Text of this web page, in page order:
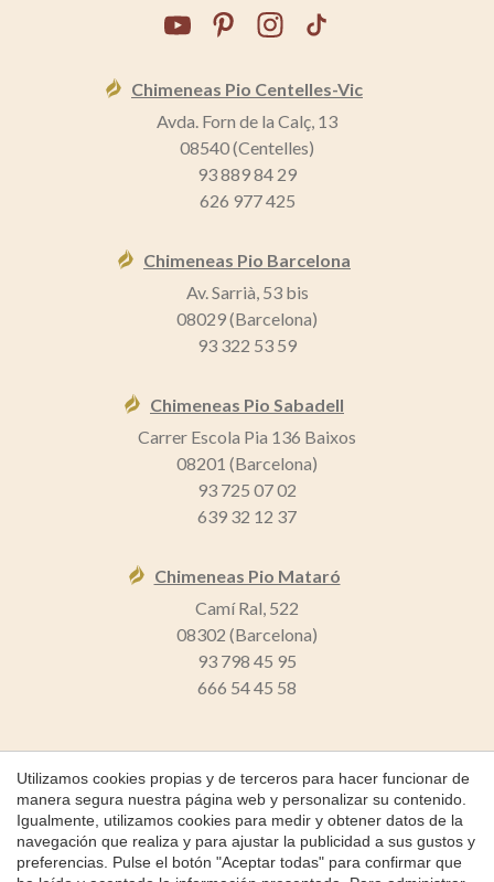
Chimeneas Pio Centelles-Vic
Avda. Forn de la Calç, 13
08540 (Centelles)
93 889 84 29
626 977 425
Chimeneas Pio Barcelona
Av. Sarrià, 53 bis
08029 (Barcelona)
93 322 53 59
Chimeneas Pio Sabadell
Carrer Escola Pia 136 Baixos
08201 (Barcelona)
93 725 07 02
639 32 12 37
Chimeneas Pio Mataró
Camí Ral, 522
08302 (Barcelona)
93 798 45 95
666 54 45 58
Copyright 2026 © Chimeneas Pio
Chimeneas Pio
Utilizamos cookies propias y de terceros para hacer funcionar de
manera segura nuestra página web y personalizar su contenido.
Igualmente, utilizamos cookies para medir y obtener datos de la
navegación que realiza y para ajustar la publicidad a sus gustos y
preferencias. Pulse el botón "Aceptar todas" para confirmar que